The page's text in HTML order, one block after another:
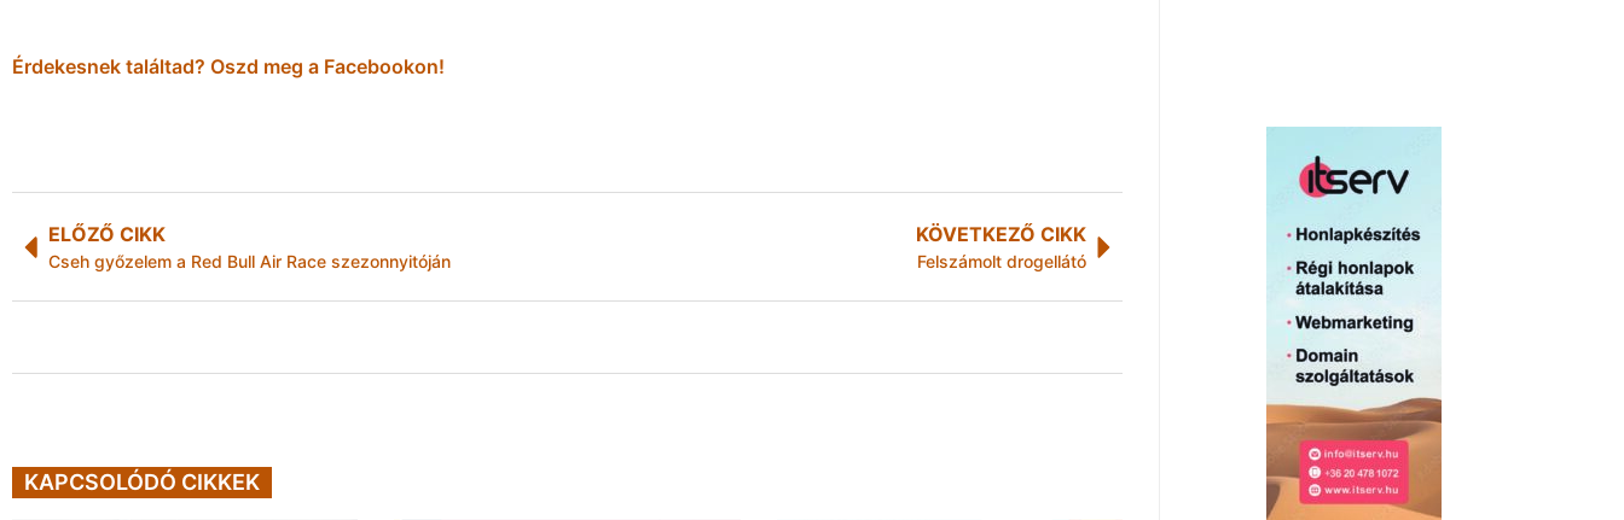
Érdekesnek találtad? Oszd meg a Facebookon!
ELŐZŐ CIKK
Cseh győzelem a Red Bull Air Race szezonnyitóján
KÖVETKEZŐ CIKK
Felszámolt drogellátó
KAPCSOLÓDÓ CIKKEK